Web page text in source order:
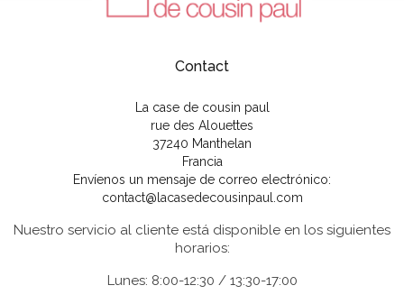
Contact
La case de cousin paul
rue des Alouettes
37240 Manthelan
Francia
Envíenos un mensaje de correo electrónico:
contact@lacasedecousinpaul.com
Nuestro servicio al cliente está disponible en los siguientes
horarios:
Lunes: 8:00-12:30 / 13:30-17:00